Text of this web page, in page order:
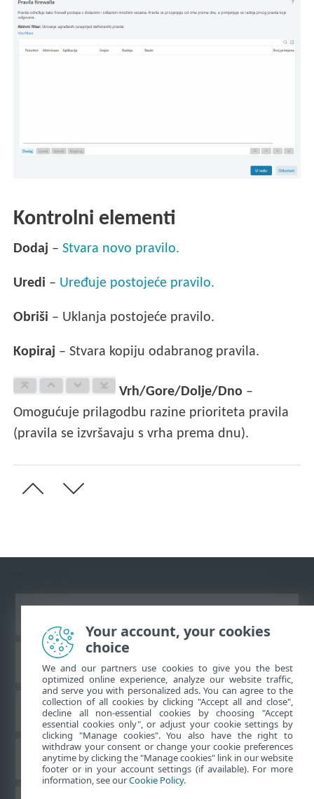
Kontrolni elementi
Dodaj –Stvara novo pravilo.
Uredi – Uređuje postojeće pravilo.
Obriši – Uklanja postojeće pravilo.
Kopiraj – Stvara kopiju odabranog pravila.
Vrh/Gore/Dolje/Dno –
Omogućuje prilagodbu razine prioriteta pravila
(pravila se izvršavaju s vrha prema dnu).
ESET-ova baza znanja
ESET-ov forum
Regionalna podrška
Your account, your cookies
choice
We and our partners use cookies to give you the best
optimized online experience, analyze our website traffic,
and serve you with personalized ads. You can agree to the
collection of all cookies by clicking "Accept all and close",
decline all non-essential cookies by choosing "Accept
essential cookies only", or adjust your cookie settings by
clicking "Manage cookies". You also have the right to
withdraw your consent or change your cookie preferences
anytime by clicking the "Manage cookies" link in our website
footer or in your account settings (if available). For more
information, see ourCookie Policy.